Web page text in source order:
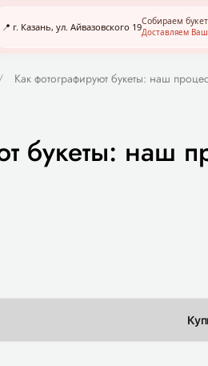
📍 г. Казань, ул. Айвазовского 19Собираем
Доставляем
Как фотографируют букеты: наш
букеты: наш